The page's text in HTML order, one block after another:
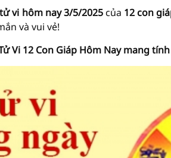
tử vi hôm nay3/5/2025của 12 con
và vui vẻ!
Vi 12 Con Giáp Hôm Nay mang